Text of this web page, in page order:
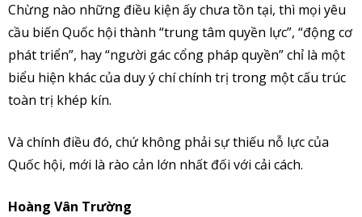
Chừng nào những điều kiện ấy chưa tồn tại, thì mọi yêu
cầu biến Quốc hội thành “trung tâm quyền lực”, “động cơ
phát triển”, hay “người gác cổng pháp quyền” chỉ là một
biểu hiện khác của duy ý chí chính trị trong một cấu trúc
toàn trị khép kín.
Và chính điều đó, chứ không phải sự thiếu nỗ lực của
Quốc hội, mới là rào cản lớn nhất đối với cải cách.
Hoàng Vân Trường